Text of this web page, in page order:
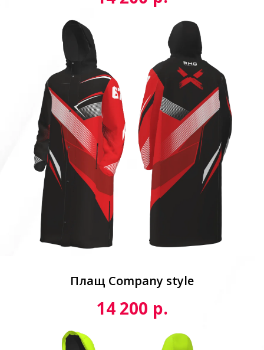
Плащ Сompany style
14 200 р.